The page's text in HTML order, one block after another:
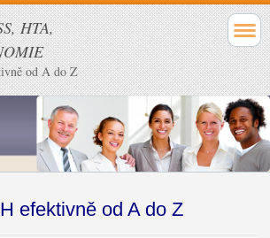
HTA,
od A do Z
efektivně od A do Z